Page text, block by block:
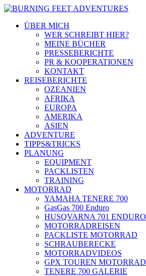
ÜBER MICH
WER SCHREIBT HIER?
MEINE BÜCHER
PRESSEBERICHTE
PR & KOOPERATIONEN
KONTAKT
REISEBERICHTE
OZEANIEN
AFRIKA
EUROPA
AMERIKA
ASIEN
ADVENTURE
TIPPS&TRICKS
PLANUNG
EQUIPMENT
PACKLISTEN
TRAINING
MOTORRAD
YAMAHA TENERE 700
GasGas 700 Enduro
HUSQVARNA 701 ENDURO
MOTORRADREISEN
PACKLISTE MOTORRAD
SCHRAUBERECKE
MOTORRADVIDEOS
GPX TOUREN MOTORRAD
TENERE 700 GALERIE